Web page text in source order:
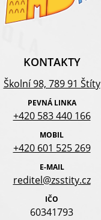
KONTAKTY
Školní 98, 789 91 Štíty
PEVNÁ LINKA
+420 583 440 166
MOBIL
+420 601 525 269
E-MAIL
reditel@zsstity.cz
IČO
60341793